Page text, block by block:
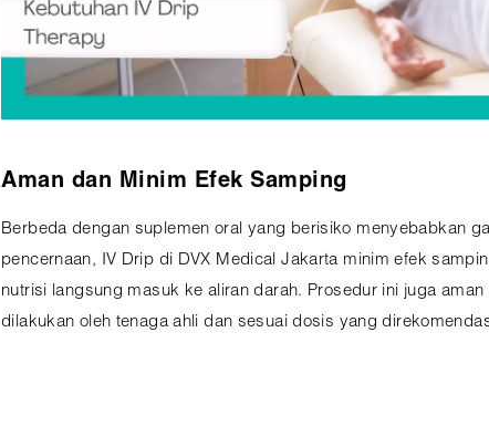
Aman dan Minim Efek Samping
Berbeda dengan suplemen oral yang berisiko menyebabkan
pencernaan, IV Drip di DVX Medical Jakarta minim efek
nutrisi langsung masuk ke aliran darah. Prosedur ini juga aman
dilakukan oleh tenaga ahli dan sesuai dosis yang